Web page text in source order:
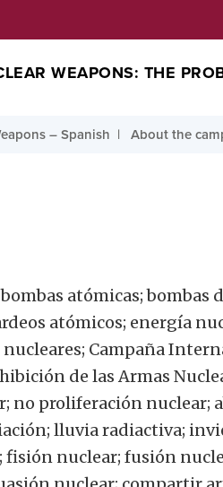
WEAPONS: THE
– Spanish About the
atómicas;
atómicos; energía
Campaña
de las Armas
no proliferación
lluvia radiactiva;
nuclear; fusión